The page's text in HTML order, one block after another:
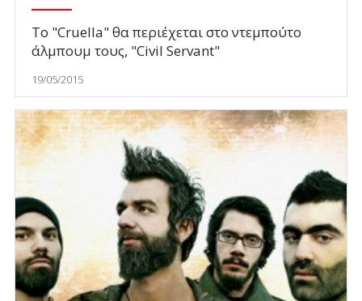
Το "Cruella" θα περιέχεται στο ντεμπούτο
άλμπουμ τους, "Civil Servant"
19/05/2015